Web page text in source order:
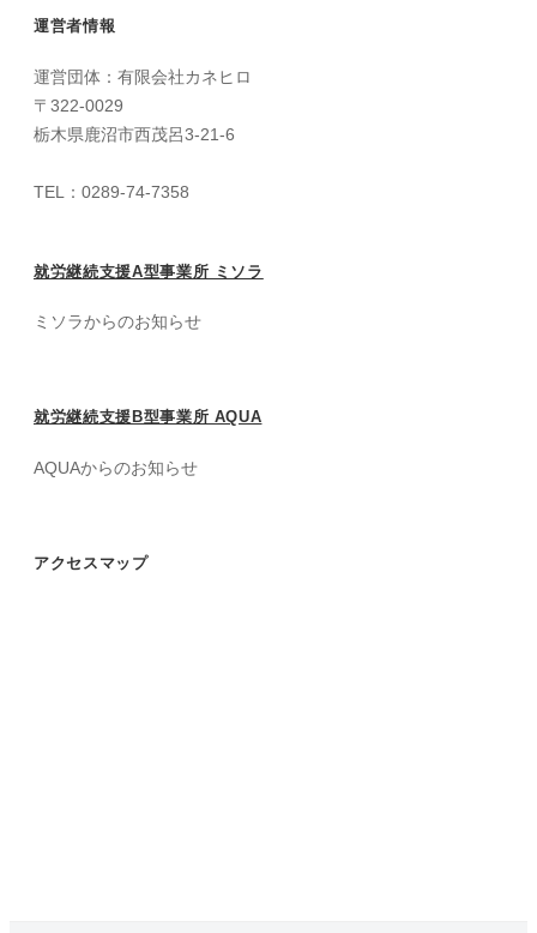
運営者情報
運営団体：有限会社カネヒロ
〒322-0029
栃木県鹿沼市西茂呂3-21-6
TEL：0289-74-7358
就労継続支援A型事業所 ミソラ
ミソラからのお知らせ
就労継続支援B型事業所 AQUA
AQUAからのお知らせ
アクセスマップ